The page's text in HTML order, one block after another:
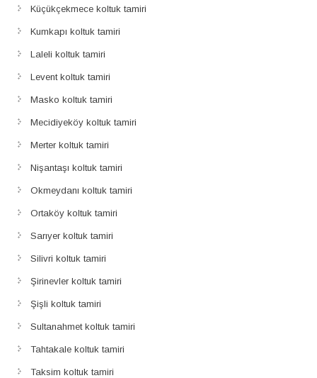
Küçükçekmece koltuk tamiri
Kumkapı koltuk tamiri
Laleli koltuk tamiri
Levent koltuk tamiri
Masko koltuk tamiri
Mecidiyeköy koltuk tamiri
Merter koltuk tamiri
Nişantaşı koltuk tamiri
Okmeydanı koltuk tamiri
Ortaköy koltuk tamiri
Sarıyer koltuk tamiri
Silivri koltuk tamiri
Şirinevler koltuk tamiri
Şişli koltuk tamiri
Sultanahmet koltuk tamiri
Tahtakale koltuk tamiri
Taksim koltuk tamiri